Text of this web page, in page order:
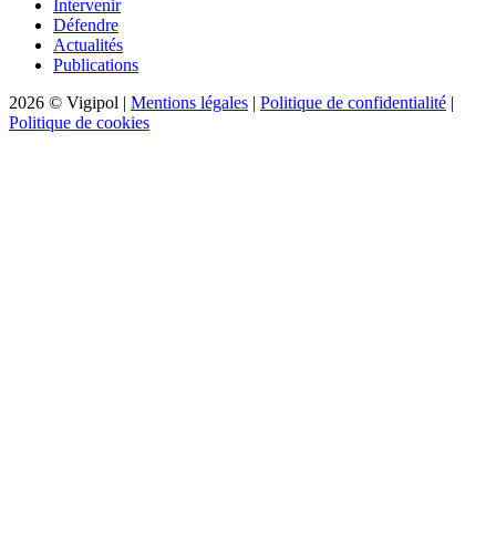
Intervenir
Défendre
Actualités
Publications
2026 © Vigipol | Mentions légales | Politique de confidentialité |
Politique de cookies